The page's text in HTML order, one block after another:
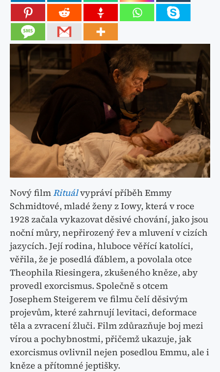
Nový filmRituálvypráví příběh Emmy
Schmidtové, mladé ženy z Iowy, která v roce
1928 začala vykazovat děsivé chování, jako jsou
noční můry, nepřirozený řev a mluvení v cizích
jazycích. Její rodina, hluboce věřící katolíci,
věřila, že je posedlá ďáblem, a povolala otce
Theophila Riesingera, zkušeného kněze, aby
provedl exorcismus. Společně s otcem
Josephem Steigerem ve filmu čelí děsivým
projevům, které zahrnují levitaci, deformace
těla a zvracení žluči. Film zdůrazňuje boj mezi
vírou a pochybnostmi, přičemž ukazuje, jak
exorcismus ovlivnil nejen posedlou Emmu, ale i
kněze a přítomné jeptišky.